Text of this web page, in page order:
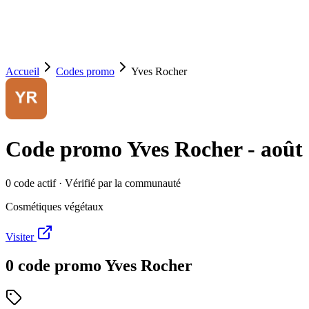
Accueil Codes promo Yves Rocher
Code promo Yves Rocher- août
0 code actif· Vérifié par la communauté
Cosmétiques végétaux
Visiter
0 code promo Yves Rocher